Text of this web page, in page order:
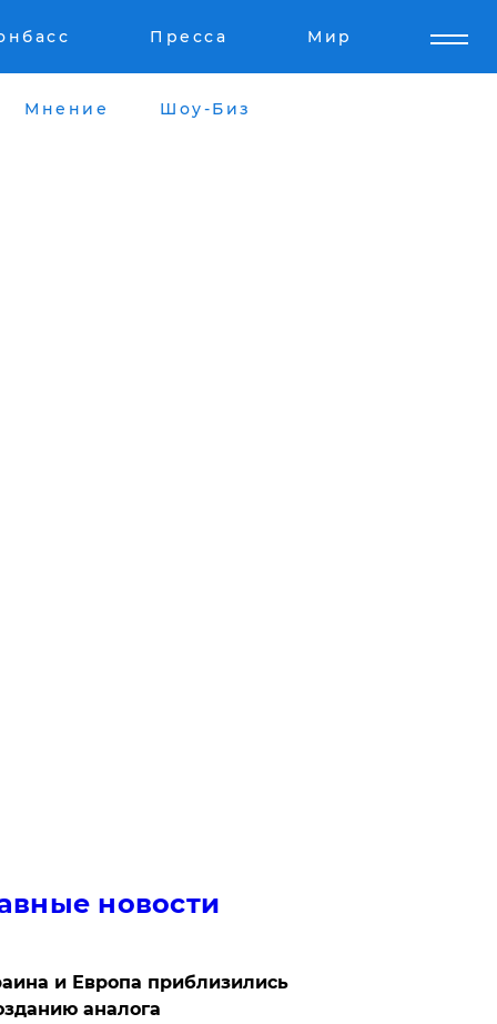
Пресса Мир
Мнение Шоу-Биз
новости
и Европа приблизились
аналога